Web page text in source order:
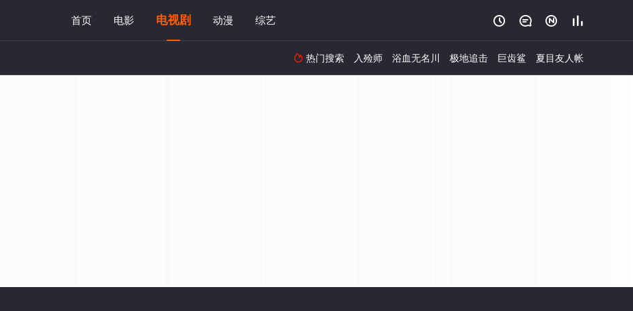
首页 电影 电视剧 动漫 综艺    
 热门搜索 入殓师 浴血无名川 极地追击 巨齿鲨 夏目友人帐